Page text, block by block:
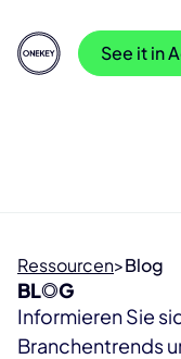
See it in
Ressourcen>Blog
BLOG
Informieren Sie
Branchentrends